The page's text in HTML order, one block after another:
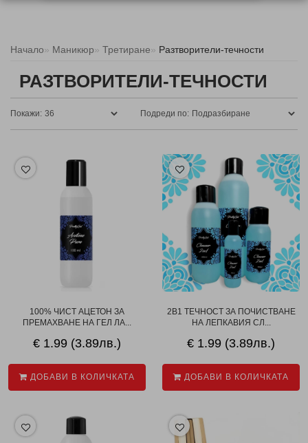
Начало Маникюр Третиране Разтворители-течности
РАЗТВОРИТЕЛИ-ТЕЧНОСТИ
Подреди по:
Покажи:
100% ЧИСТ АЦЕТОН ЗА
ПРЕМАХВАНЕ НА ГЕЛ ЛА...
€ 1.99 (3.89лв.)
ДОБАВИ В КОЛИЧКАТА
2В1 ТЕЧНОСТ ЗА ПОЧИСТВАНЕ
НА ЛЕПКАВИЯ СЛ...
€ 1.99 (3.89лв.)
ДОБАВИ В КОЛИЧКАТА